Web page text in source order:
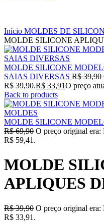
Início MOLDES DE
MOLDE SILICONE
MOLDE SILICONE
SAIAS DIVERSAS R$39,90
R$ 39,90.R$ 33,91O preço
Back to products
MOLDE SILICONE
R$69,90 O preço original era:
R$ 59,41.
MOLDE
APLIQUES
R$39,90 O preço original era:
R$ 33,91.